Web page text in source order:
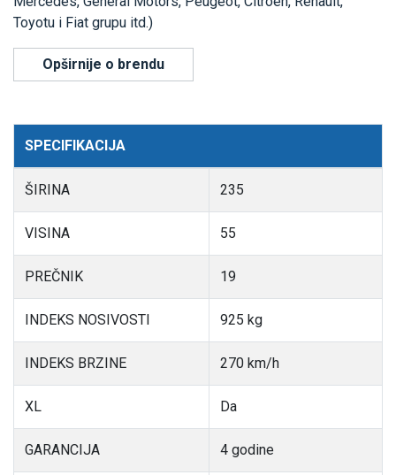
Toyotu i Fiat grupu itd.)
Opširnije o brendu
SPECIFIKACIJA
ŠIRINA 235
VISINA 55
PREČNIK 19
INDEKS NOSIVOSTI 925 kg
INDEKS BRZINE 270 km/h
XL Da
GARANCIJA 4 godine